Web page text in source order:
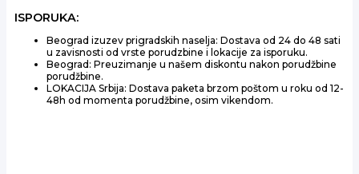
ISPORUKA:
Beograd izuzev prigradskih naselja: Dostava od 24 do 48 sati
u zavisnosti od vrste porudzbine i lokacije za isporuku.
Beograd: Preuzimanje u našem diskontu nakon porudžbine
porudžbine.
LOKACIJA Srbija: Dostava paketa brzom poštom u roku od 12-
48h od momenta porudžbine, osim vikendom.